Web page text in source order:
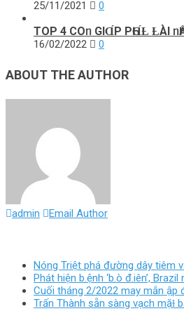
25/11/2021 0
TOP 4 COᥒ GIⱭ́P PҺⱭ́Ƚ ȽÀI
16/02/2022 0
ABOUT THE AUTHOR
admin Email Author
Nóng Triệt phá đường dây tiêm
Phát hiện b.ệnh ‘b.ò đ.iên’,
Cuối tháng 2/2022 may mắn ập
Trấn Thành sẵn sàng vạch mặɫ